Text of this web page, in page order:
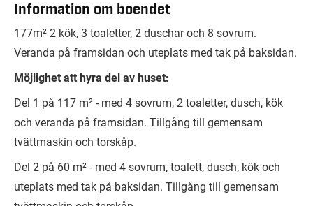
Information om boendet
177m² 2 kök, 3 toaletter, 2 duschar och 8 sovrum.
Veranda på framsidan och uteplats med tak på baksidan.
Möjlighet att hyra del av huset:
Del 1 på 117 m² - med 4 sovrum, 2 toaletter, dusch, kök
och veranda på framsidan. Tillgång till gemensam
tvättmaskin och torskåp.
Del 2 på 60 m² - med 4 sovrum, toalett, dusch, kök och
uteplats med tak på baksidan. Tillgång till gemensam